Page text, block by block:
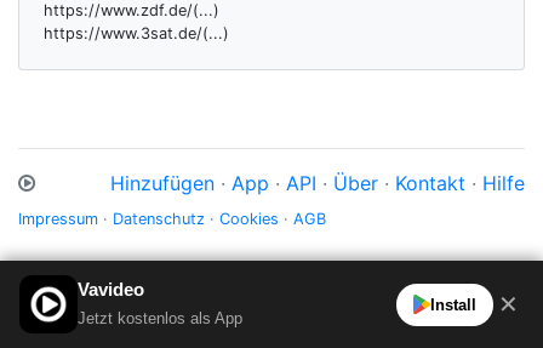
https://www.zdf.de/(...)
https://www.3sat.de/(...)
Hinzufügen · App · API · Über · Kontakt · Hilfe
Impressum · Datenschutz · Cookies · AGB
Vavideo
Jetzt kostenlos als App
Install ✕